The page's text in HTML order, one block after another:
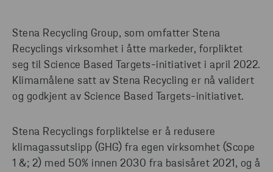
Stena Recycling Group, som omfatter Stena
Recyclings virksomhet i åtte markeder, forpliktet
seg til Science Based Targets-initiativet i april 2022.
Klimamålene satt av Stena Recycling er nå validert
og godkjent av Science Based Targets-initiativet.
Stena Recyclings forpliktelse er å redusere
klimagassutslipp (GHG) fra egen virksomhet (Scope
1 &; 2) med 50% innen 2030 fra basisåret 2021, og å